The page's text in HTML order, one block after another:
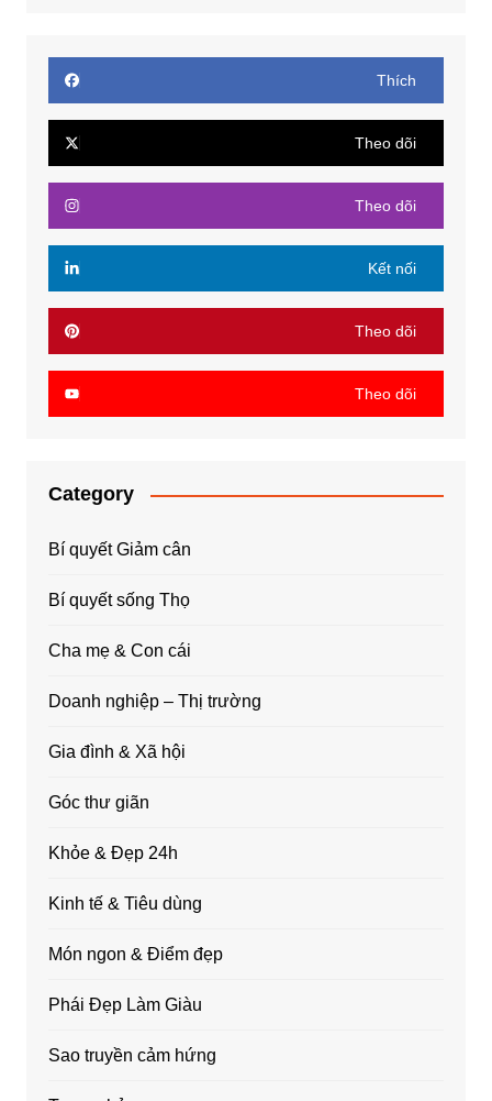
Thích
Theo dõi
Theo dõi
Kết nối
Theo dõi
Theo dõi
Category
Bí quyết Giảm cân
Bí quyết sống Thọ
Cha mẹ & Con cái
Doanh nghiệp – Thị trường
Gia đình & Xã hội
Góc thư giãn
Khỏe & Đẹp 24h
Kinh tế & Tiêu dùng
Món ngon & Điểm đẹp
Phái Đẹp Làm Giàu
Sao truyền cảm hứng